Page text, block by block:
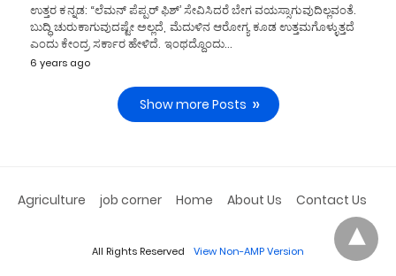
ಉತ್ತರ ಕನ್ನಡ: “ಲೆಮನ್ ಪೆಪ್ಪರ್ ಫಿಶ್’ ಸೇವಿಸಿದರೆ ಬೇಗ ವಯಸ್ಸಾಗುವುದಿಲ್ಲವಂತೆ.
ಬುದ್ಧಿ ಚುರುಕಾಗುವುದಷ್ಟೇ ಅಲ್ಲದೆ, ಮೆದುಳಿನ ಆರೋಗ್ಯ ಕೂಡ ಉತ್ತಮಗೊಳ್ಳುತ್ತದೆ
ಎಂದು ಕೇಂದ್ರ ಸರ್ಕಾರ ಹೇಳಿದೆ. ಇಂಥದ್ದೊಂದು…
6 years ago
Show more Posts
Agriculture job corner Home About Us Contact Us
All Rights Reserved View Non-AMP Version